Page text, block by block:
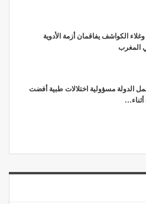
الكواشف يفاقمان أزمة الأدوية
المغرب
الدولة مسؤولية اختلالات طبية أفضت